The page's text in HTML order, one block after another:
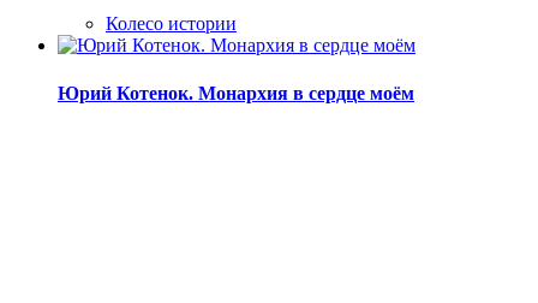
Колесо истории
Юрий Котенок. Монархия в сердце моём